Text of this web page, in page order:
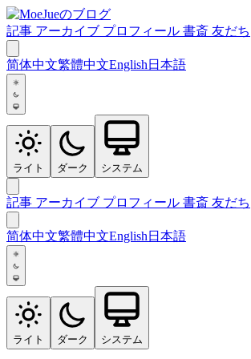
記事 アーカイブ プロフィール 書斎 友だち
简体中文繁體中文English 日本語
ライト ダーク システム
記事 アーカイブ プロフィール 書斎 友だち
简体中文繁體中文English 日本語
ライト ダーク システム